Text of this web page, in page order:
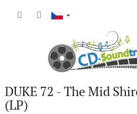
DUKE 72 - The Mid
(LP)